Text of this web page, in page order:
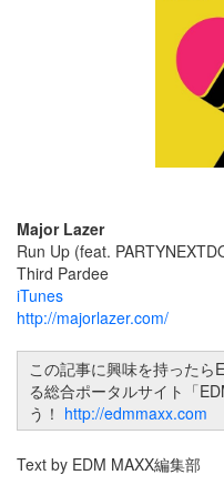
Major Lazer
Run Up (feat.
Third Pardee
iTunes
http://majorlazer.com/
この記事に興味を持ったら
る総合ポータルサイト「
う！ http://edmmaxx.com
Text by EDM MAXX編集部